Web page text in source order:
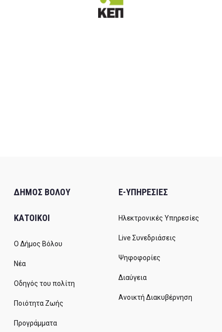
ΔΗΜΟΣ ΒΟΛΟΥ
ΚΑΤΟΙΚΟΙ
Ο Δήμος Βόλου
Νέα
Οδηγός του πολίτη
Ποιότητα Ζωής
Προγράμματα
E-ΥΠΗΡΕΣΙΕΣ
Ηλεκτρονικές Υπηρεσίες
Live Συνεδριάσεις
Ψηφοφορίες
Διαύγεια
Ανοικτή Διακυβέρνηση